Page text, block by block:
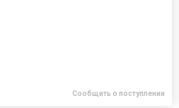
Сообщить о поступлении